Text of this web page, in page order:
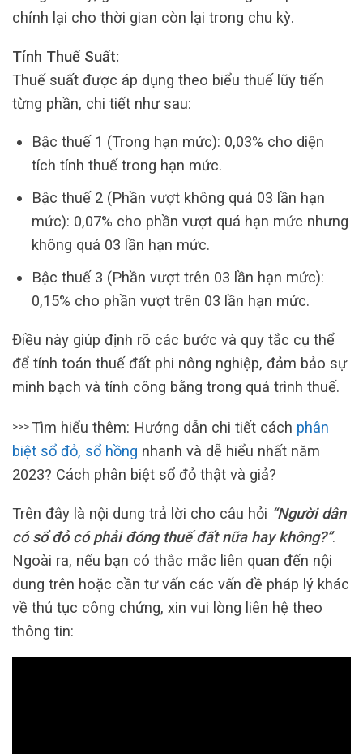
chỉnh lại cho thời gian còn lại trong chu kỳ.
Tính Thuế Suất:
Thuế suất được áp dụng theo biểu thuế lũy tiến
từng phần, chi tiết như sau:
Bậc thuế 1 (Trong hạn mức): 0,03% cho diện
tích tính thuế trong hạn mức.
Bậc thuế 2 (Phần vượt không quá 03 lần hạn
mức): 0,07% cho phần vượt quá hạn mức nhưng
không quá 03 lần hạn mức.
Bậc thuế 3 (Phần vượt trên 03 lần hạn mức):
0,15% cho phần vượt trên 03 lần hạn mức.
Điều này giúp định rõ các bước và quy tắc cụ thể
để tính toán thuế đất phi nông nghiệp, đảm bảo sự
minh bạch và tính công bằng trong quá trình thuế.
>>> Tìm hiểu thêm: Hướng dẫn chi tiết cách phân
biệt sổ đỏ, sổ hồng nhanh và dễ hiểu nhất năm
2023? Cách phân biệt sổ đỏ thật và giả?
Trên đây là nội dung trả lời cho câu hỏi “Người dân
có sổ đỏ có phải đóng thuế đất nữa hay không?”.
Ngoài ra, nếu bạn có thắc mắc liên quan đến nội
dung trên hoặc cần tư vấn các vấn đề pháp lý khác
về thủ tục công chứng, xin vui lòng liên hệ theo
thông tin: